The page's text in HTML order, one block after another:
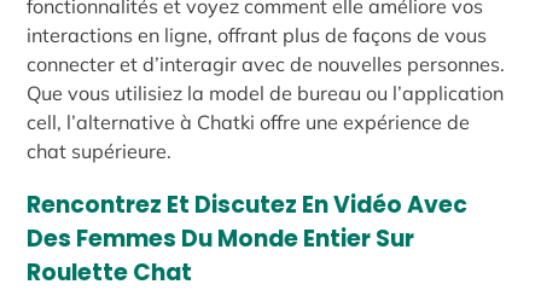
fonctionnalités et voyez comment elle améliore vos
interactions en ligne, offrant plus de façons de vous
connecter et d’interagir avec de nouvelles personnes.
Que vous utilisiez la model de bureau ou l’application
cell, l’alternative à Chatki offre une expérience de
chat supérieure.
Rencontrez Et Discutez En Vidéo Avec
Des Femmes Du Monde Entier Sur
Roulette Chat